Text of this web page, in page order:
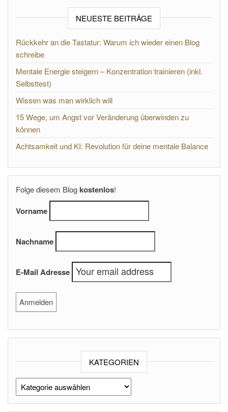
NEUESTE BEITRÄGE
Rückkehr an die Tastatur: Warum ich wieder einen Blog
schreibe
Mentale Energie steigern – Konzentration trainieren (inkl.
Selbsttest)
Wissen was man wirklich will
15 Wege, um Angst vor Veränderung überwinden zu
können
Achtsamkeit und KI: Revolution für deine mentale Balance
Folge diesem Blog kostenlos!
Vorname
Nachname
E-Mail Adresse
KATEGORIEN
Kategorien